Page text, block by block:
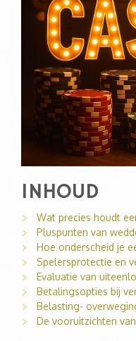
INHOUD
Wat precies houdt
Pluspunten van
Hoe onderscheid je
Spelersprotectie en
Evaluatie van
Betalingsopties bij
Belasting-
De vooruitzichten